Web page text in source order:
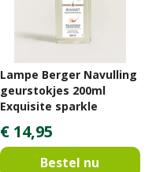
Lampe Berger Navulling
geurstokjes 200ml
Exquisite sparkle
€ 14,95
Bestel nu